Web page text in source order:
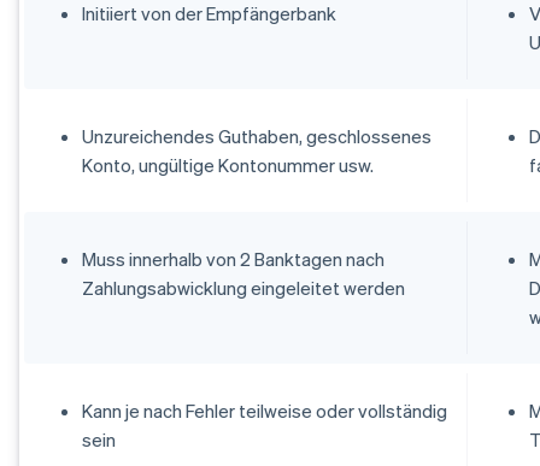
Initiiert von der Empfängerbank
Unzureichendes Guthaben, geschlossenes
Konto, ungültige Kontonummer usw.
Muss innerhalb von 2 Banktagen nach
Zahlungsabwicklung eingeleitet werden
Kann je nach Fehler teilweise oder vollständig
sein